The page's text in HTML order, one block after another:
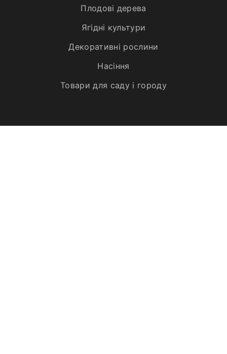
Плодові дерева
Ягідні культури
Декоративні рослини
Насіння
Товари для саду і городу